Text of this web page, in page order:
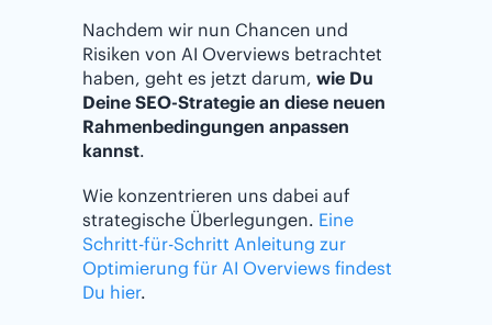
Nachdem wir nun Chancen und
Risiken von AI Overviews betrachtet
haben, geht es jetzt darum, wie Du
Deine SEO-Strategie an diese neuen
Rahmenbedingungen anpassen
kannst.
Wie konzentrieren uns dabei auf
strategische Überlegungen. Eine
Schritt-für-Schritt Anleitung zur
Optimierung für AI Overviews findest
Du hier.